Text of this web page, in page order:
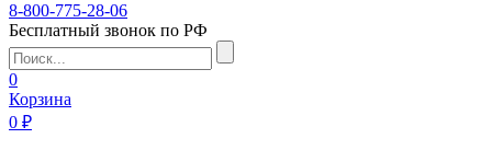
8-800-775-28-06
Бесплатный звонок по РФ
0
Корзина
0 ₽